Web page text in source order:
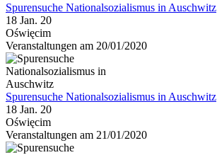
Spurensuche Nationalsozialismus in Auschwitz
18 Jan. 20
Oświęcim
Veranstaltungen am 20/01/2020
Spurensuche Nationalsozialismus in Auschwitz
18 Jan. 20
Oświęcim
Veranstaltungen am 21/01/2020